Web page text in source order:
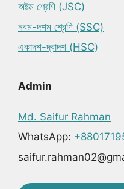
অষ্টম শ্রেণি (JSC)
নবম-দশম শ্রেণি (SSC)
একাদশ-দ্বাদশ (HSC)
Admin
Md. Saifur Rahman
WhatsApp: